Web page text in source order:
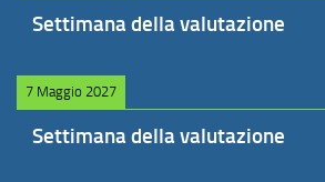
Settimana della valutazione
7 Maggio 2027
Settimana della valutazione